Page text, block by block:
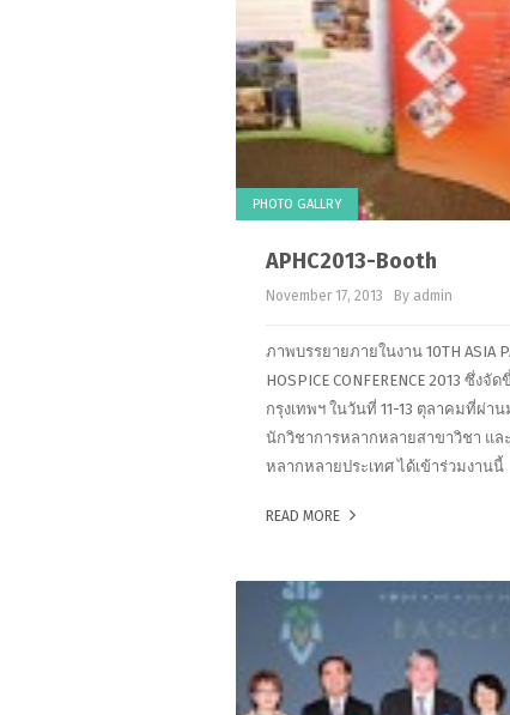
PHOTO GALLRY
November 17, 2013 By admin
ภาพบรรยายภายในงาน 10TH ASIA
HOSPICE CONFERENCE 2013 ซึ่งจั
กรุงเทพฯ ในวันที่ 11-13 ตุลาคมที่ผ่า
นักวิชาการหลากหลายสาขาวิชา แล
หลากหลายประเทศ ได้เข้าร่วมงานนี้
READ MORE